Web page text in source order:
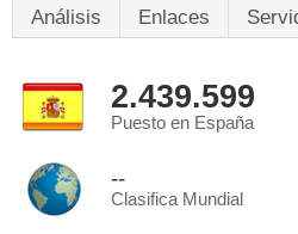
Análisis Enlaces
2.439.599
Puesto en España
--
Clasifica Mundial